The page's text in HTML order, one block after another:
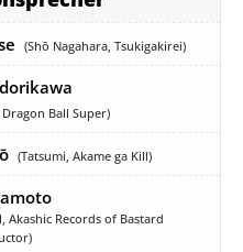
(Shō Nagahara, Tsukigakirei)
Ball Super)
(Tatsumi, Akame ga Kill)
Akashic Records of Bastard